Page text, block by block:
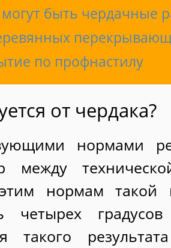
быть чердачные
по профнастилу
от чердака?
нормами
между
нормам
четырех
такого